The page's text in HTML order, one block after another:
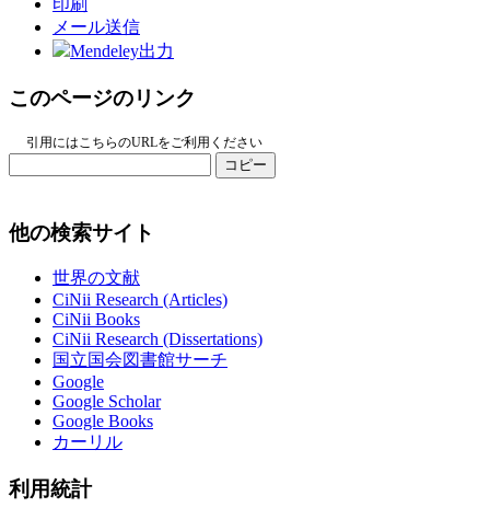
印刷
メール送信
Mendeley出力
このページのリンク
引用にはこちらのURLをご利用ください
コピー
他の検索サイト
世界の文献
CiNii Research (Articles)
CiNii Books
CiNii Research (Dissertations)
国立国会図書館サーチ
Google
Google Scholar
Google Books
カーリル
利用統計